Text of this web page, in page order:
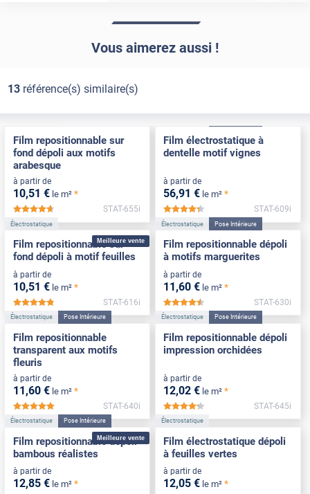
Vous aimerez aussi !
13référence(s) similaire(s)
Film repositionnable sur
fond dépoli aux motifs
arabesque
à partir de
10,51 € le m² *
*****
STAT-655i
Film électrostatique à
dentelle motif vignes
à partir de
56,91 € le m² *
*****
STAT-609i
Meilleure vente
Électrostatique
Film repositionnable sur
fond dépoli à motif feuilles
à partir de
10,51 € le m² *
*****
STAT-616i
Électrostatique Pose Intérieure
Film repositionnable dépoli
à motifs marguerites
à partir de
11,60 € le m² *
*****
STAT-630i
Électrostatique Pose Intérieure
Film repositionnable
transparent aux motifs
fleuris
à partir de
11,60 € le m² *
*****
STAT-640i
Électrostatique Pose Intérieure
Film repositionnable dépoli
impression orchidées
à partir de
12,02 € le m² *
*****
STAT-645i
Meilleure vente
Électrostatique Pose Intérieure
Film repositionnable dépoli
bambous réalistes
à partir de
12,85 € le m² *
Électrostatique
Film électrostatique dépoli
à feuilles vertes
à partir de
12,05 € le m² *